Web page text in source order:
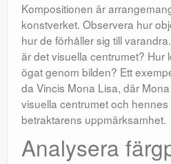
Kompositionen är
konstverket. Observera hur
hur de förhåller sig till
är det visuella centrumet? Hur
ögat genom bilden? Ett
da Vincis Mona Lisa, där
visuella centrumet och
betraktarens uppmärksamhet.
Analysera